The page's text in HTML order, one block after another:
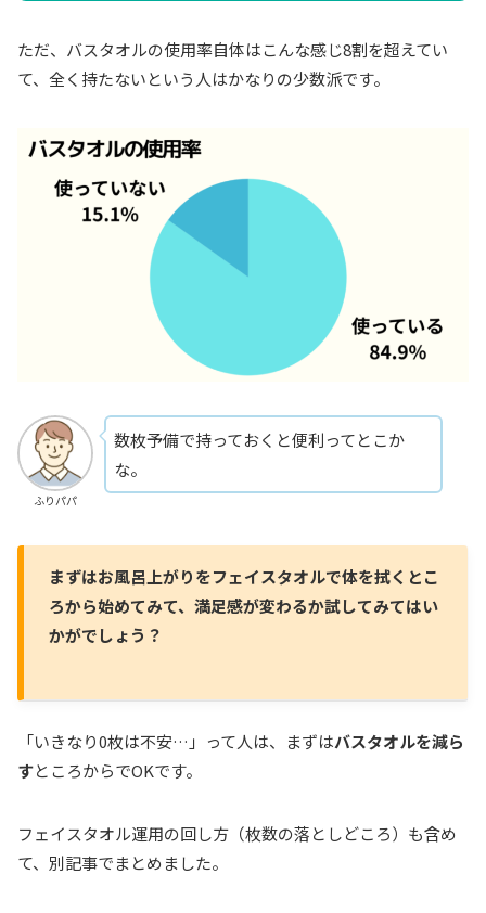
ただ、バスタオルの使用率自体はこんな感じ8割を超えてい
て、全く持たないという人はかなりの少数派です。
ふりパパ
数枚予備で持っておくと便利ってとこか
な。
まずはお風呂上がりをフェイスタオルで体を拭くとこ
ろから始めてみて、満足感が変わるか試してみてはい
かがでしょう？
「いきなり0枚は不安…」って人は、まずはバスタオルを減ら
すところからでOKです。
フェイスタオル運用の回し方（枚数の落としどころ）も含め
て、別記事でまとめました。